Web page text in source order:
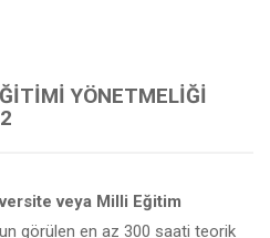
YÖNETMELIĞI
veya Milli Eğitim
görülen en az 300 saati teorik